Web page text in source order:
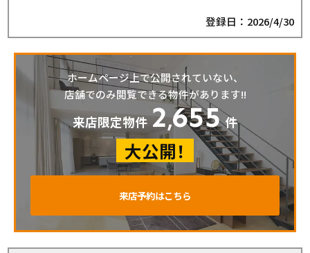
登録日：2026/4/30
ホームページ上で公開されていない、
店舗でのみ閲覧できる物件があります!!
来店限定物件 2,655 件
大公開！
来店予約はこちら